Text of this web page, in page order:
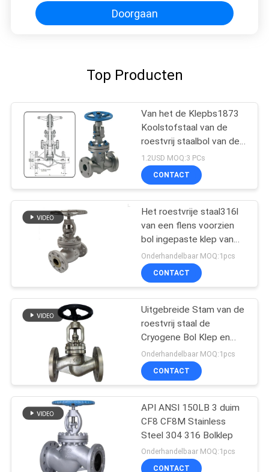
Doorgaan
Top Producten
Van het de Klepbs1873
Koolstofstaal van de
roestvrij staalbol van de
Flenseinden de Bolklep
1.2USD MOQ:3 PCs
CONTACT
Het roestvrije staal316l
van een flens voorzien
bol ingepaste klep van
PN25 DN125
Onderhandelbaar MOQ:1pcs
CONTACT
Uitgebreide Stam van de
roestvrij staal de
Cryogene Bol Klep en
anderen voor Industrieel
Cryogeen Gas
Onderhandelbaar MOQ:1pcs
CONTACT
API ANSI 150LB 3 duim
CF8 CF8M Stainless
Steel 304 316 Bolklep
Onderhandelbaar MOQ:1pcs
CONTACT